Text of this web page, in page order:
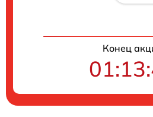
Конец